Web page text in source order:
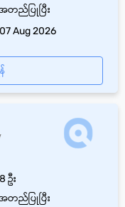
တည်ပြုပြီး
07 Aug 2026
တည်ပြုပြီး
8 ဦး